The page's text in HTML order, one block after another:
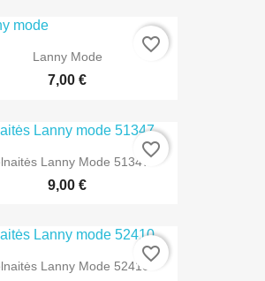
Lanny Mode
7,00 €
favorite_border
Lanny Mode 51347
9,00 €
favorite_border
Lanny Mode 52410
favorite_border